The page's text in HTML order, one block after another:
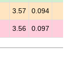
3.57 0.094
3.56 0.097